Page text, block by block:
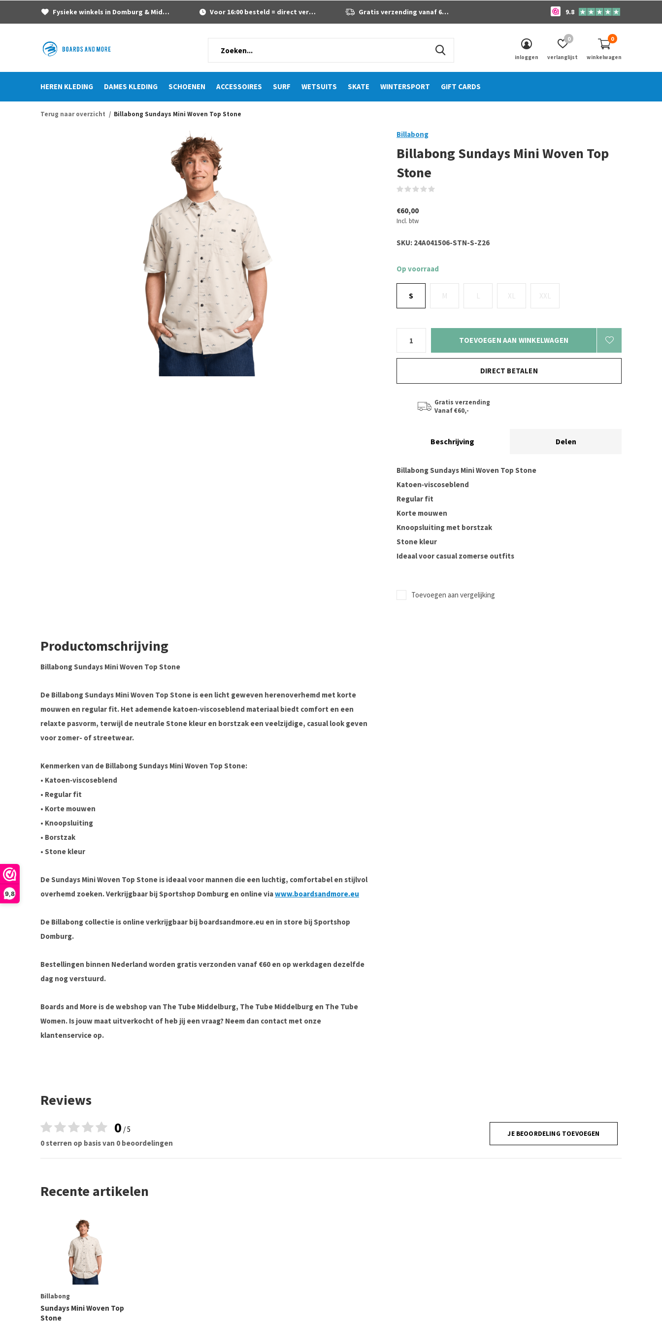
9,8
HEREN KLEDING DAMES KLEDING SCHOENEN ACCESSOIRES SURF WETSUITS SKATE WINTERSPORT GIFT CARDS
inloggen verlanglijst
0
winkelwagen
0
Fysieke winkels in Domburg & Middelburg Voor 16:00 besteld = direct verzonden Gratis verzending vanaf 60 euro 9.8
Terug naar overzicht Billabong Sundays Mini Woven Top Stone
Billabong
Billabong Sundays Mini Woven Top
Stone
€60,00
Incl. btw
SKU: 24A041506-STN-S-Z26
Op voorraad
S M L XL XXL
TOEVOEGEN AAN WINKELWAGEN
DIRECT BETALEN
Gratis verzending
Vanaf €60,-
Beschrijving Delen
Billabong Sundays Mini Woven Top Stone
Katoen‑viscoseblend
Regular fit
Korte mouwen
Knoopsluiting met borstzak
Stone kleur
Ideaal voor casual zomerse outfits
Toevoegen aan vergelijking
Productomschrijving
Billabong Sundays Mini Woven Top Stone
De Billabong Sundays Mini Woven Top Stone is een licht geweven herenoverhemd met korte
mouwen en regular fit. Het ademende katoen‑viscoseblend materiaal biedt comfort en een
relaxte pasvorm, terwijl de neutrale Stone kleur en borstzak een veelzijdige, casual look geven
voor zomer- of streetwear.
Kenmerken van de Billabong Sundays Mini Woven Top Stone:
• Katoen‑viscoseblend
• Regular fit
• Korte mouwen
• Knoopsluiting
• Borstzak
• Stone kleur
De Sundays Mini Woven Top Stone is ideaal voor mannen die een luchtig, comfortabel en stijlvol
overhemd zoeken. Verkrijgbaar bij Sportshop Domburg en online viawww.boardsandmore.eu
De Billabong collectie is online verkrijgbaar bij boardsandmore.eu en in store bij Sportshop
Domburg.
Bestellingen binnen Nederland worden gratis verzonden vanaf €60 en op werkdagen dezelfde
dag nog verstuurd.
Boards and More is de webshop van The Tube Middelburg, The Tube Middelburg en The Tube
Women. Is jouw maat uitverkocht of heb jij een vraag? Neem dan contact met onze
klantenservice op.
Reviews
0 / 5
0 sterren op basis van 0 beoordelingen
JE BEOORDELING TOEVOEGEN
Recente artikelen
Billabong
Sundays Mini Woven Top
Stone